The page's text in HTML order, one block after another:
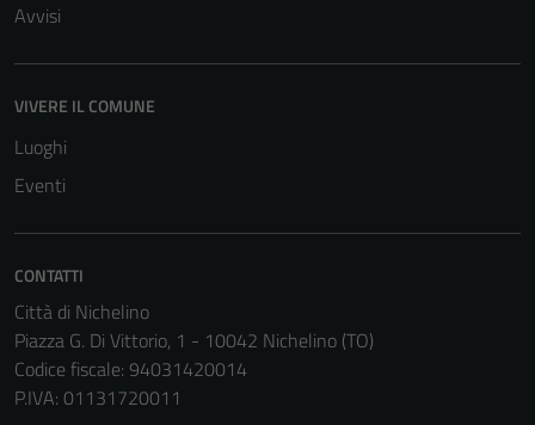
Avvisi
VIVERE IL COMUNE
Luoghi
Eventi
CONTATTI
Città di Nichelino
Piazza G. Di Vittorio, 1 - 10042 Nichelino (TO)
Codice fiscale: 94031420014
P.IVA: 01131720011
Tecnici